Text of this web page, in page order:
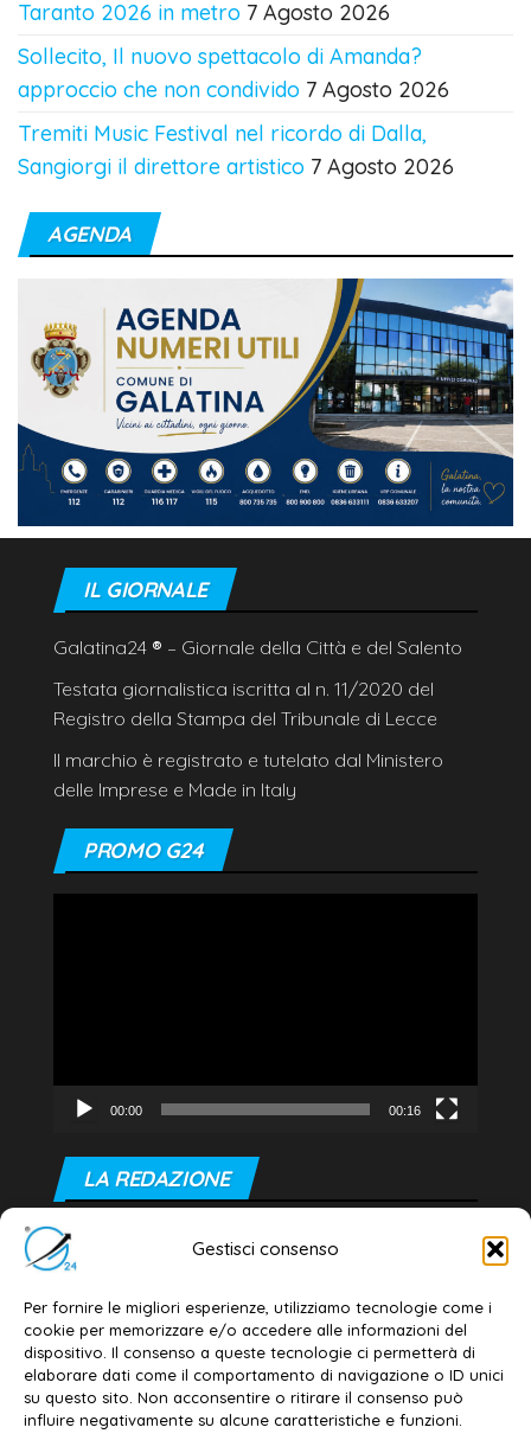
Gestisci consenso
Per fornire le migliori esperienze, utilizziamo tecnologie come i
cookie per memorizzare e/o accedere alle informazioni del
dispositivo. Il consenso a queste tecnologie ci permetterà di
elaborare dati come il comportamento di navigazione o ID unici
su questo sito. Non acconsentire o ritirare il consenso può
influire negativamente su alcune caratteristiche e funzioni.
Taranto 2026 in metro 7 Agosto 2026
Sollecito, Il nuovo spettacolo di Amanda?
approccio che non condivido 7 Agosto 2026
Tremiti Music Festival nel ricordo di Dalla,
Sangiorgi il direttore artistico 7 Agosto 2026
AGENDA
IL GIORNALE
Galatina24 ® – Giornale della Città e del Salento
Testata giornalistica iscritta al n. 11/2020 del
Registro della Stampa del Tribunale di Lecce
Il marchio è registrato e tutelato dal Ministero
delle Imprese e Made in Italy
PROMO G24
00:00 00:16
LA REDAZIONE
Editore e direttore responsabile:
Dott. Daniele G. Masciullo
Email: redazione@galatina24.it
Contatti –Disclaimer
Privacy policy –Cookie policy